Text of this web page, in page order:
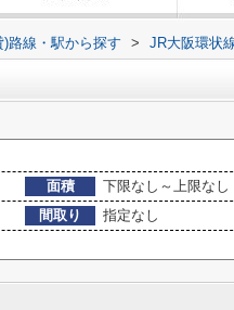
)路線・駅から探す > JR大阪環状
面積
下限なし～上限なし
間取り
指定なし